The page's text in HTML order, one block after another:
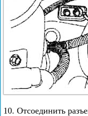
10. Отсоединить